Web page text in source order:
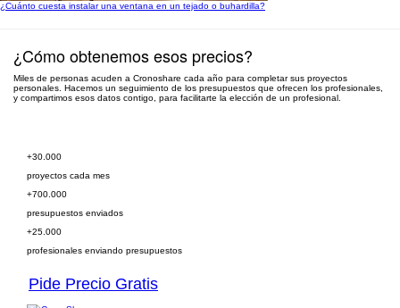
¿Cuánto cuesta instalar una ventana en un tejado o buhardilla?
¿Cómo obtenemos esos precios?
Miles de personas acuden a Cronoshare cada año para completar sus proyectos
personales. Hacemos un seguimiento de los presupuestos que ofrecen los profesionales,
y compartimos esos datos contigo, para facilitarte la elección de un profesional.
+30.000
proyectos cada mes
+700.000
presupuestos enviados
+25.000
profesionales enviando presupuestos
Pide Precio Gratis